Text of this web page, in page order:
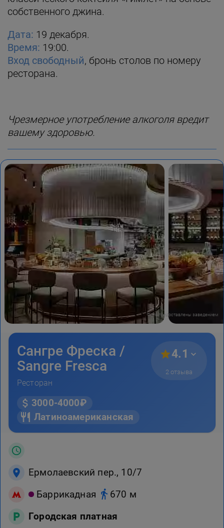
собственного джина.
Дата: 19 декабря.
Время: 19:00.
Вход свободный, бронь столов по номеру
ресторана.
Чрезмерное употребление алкоголя вредит
вашему здоровью.
Фото предоставлены заведением
Сангре Фреска /
Sangre Fresca
Ресторан
4.1
2 отзыва
3000-4000₽
Латиноамериканская
Ермолаевский пер., 10/7
Баррикадная
670 м
Городская платная